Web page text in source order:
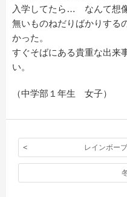
入学してたら… なんて想像
無いものねだりばかりする
かった。
すぐそばにある貴重な出来
い。
（中学部１年生 女子）
レインボー